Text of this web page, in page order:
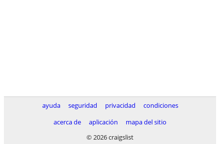
ayuda seguridad privacidad
condiciones
acerca de
aplicación
mapa del sitio
© 2026 craigslist